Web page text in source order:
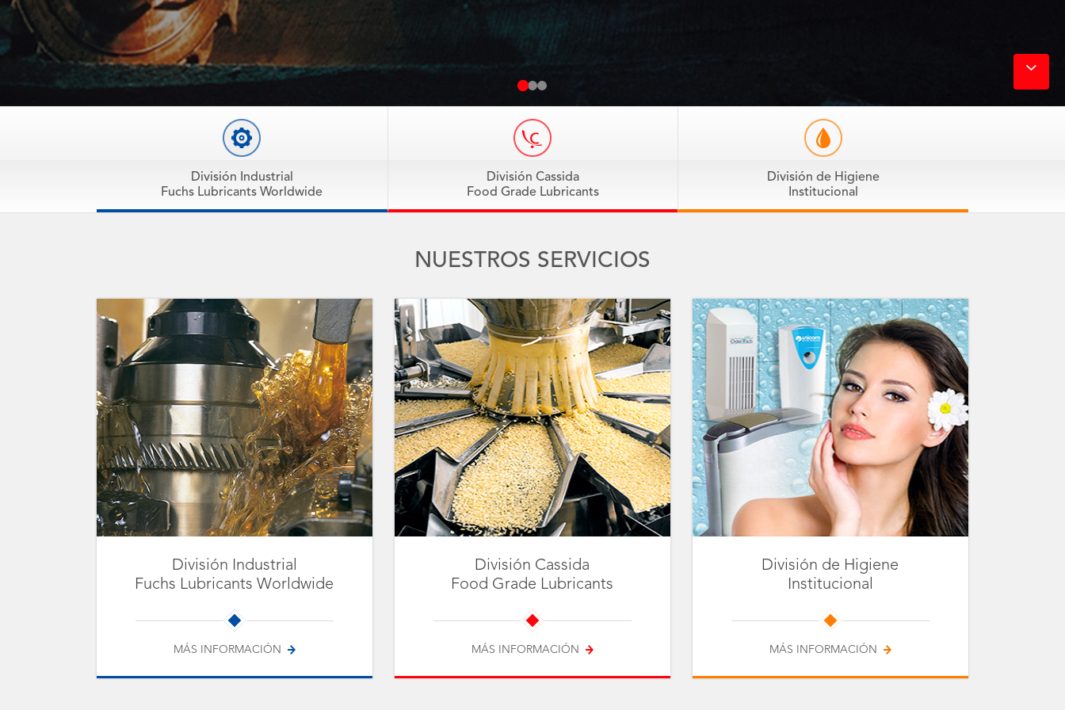
División Industrial
Fuchs Lubricants Worldwide
División Cassida
Food Grade Lubricants
División de Higiene
Institucional
NUESTROS SERVICIOS
División Industrial
Fuchs Lubricants Worldwide
MÁS INFORMACIÓN
División Cassida
Food Grade Lubricants
MÁS INFORMACIÓN
División de Higiene
Institucional
MÁS INFORMACIÓN